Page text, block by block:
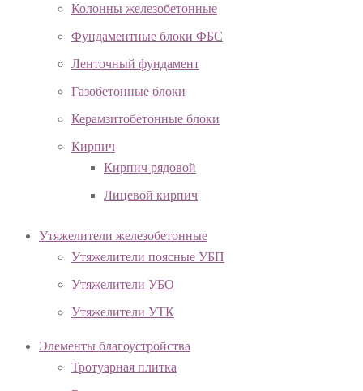
Колонны железобетонные
Фундаментные блоки ФБС
Ленточный фундамент
Газобетонные блоки
Керамзитобетонные блоки
Кирпич
Кирпич рядовой
Лицевой кирпич
Утяжелители железобетонные
Утяжелители поясные УБП
Утяжелители УБО
Утяжелители УТК
Элементы благоустройства
Тротуарная плитка